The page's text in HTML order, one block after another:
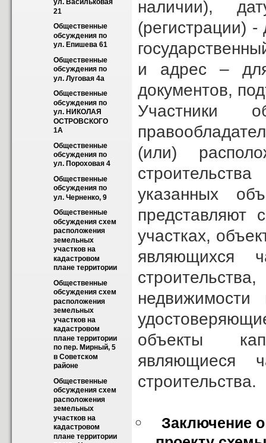
ул. Васильковая
21
Общественные
обсуждения по
ул. Епишева 61
Общественные
обсуждения по
ул. Луговая 4а
Общественные
обсуждения по
ул. НИКОЛАЯ
ОСТРОВСКОГО
1А
Общественные
обсуждения по
ул. Пороховая 4
Общественные
обсуждения по
ул. Черненко, 9
Общественные
обсуждения схем
расположения
земельных
участков на
кадастровом
плане территории
Общественные
обсуждения схем
расположения
земельных
участков на
кадастровом
плане территории
по пер. Мирный, 5
в Советском
районе
Общественные
обсуждения схем
расположения
земельных
участков на
кадастровом
плане территории
наличии),
(регистрации)
и адрес –
документов,
Участники
(или)
указанных
представляют
участках,
являющихся
объекты
являющиеся
строительства.
Заключение